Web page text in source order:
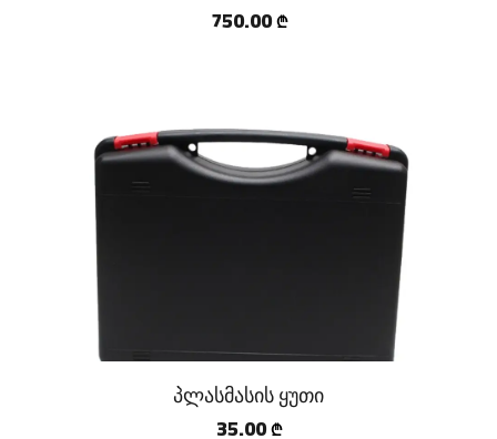
750.00 ₾
პლასმასის ყუთი
35.00 ₾